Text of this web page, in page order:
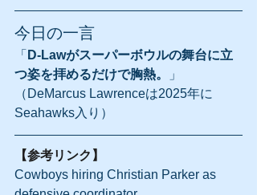
今日の一言
「 D-Lawがスーパーボウルの舞台に立
つ姿を拝めるだけで胸熱。
」
（DeMarcus Lawrenceは2025年に
Seahawks入り）
【参考リンク】
Cowboys hiring Christian Parker as